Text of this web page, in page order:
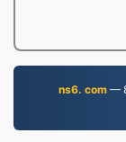
ns6. com—